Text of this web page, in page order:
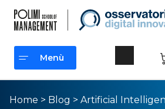
Menù
Menù
Home > Blog > Artificial